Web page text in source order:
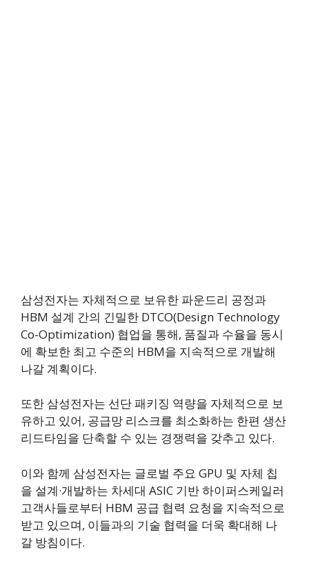
삼성전자는 자체적으로 보유한 파운드리 공정과
HBM 설계 간의 긴밀한 DTCO(Design Technology
Co-Optimization) 협업을 통해, 품질과 수율을 동시
에 확보한 최고 수준의 HBM을 지속적으로 개발해
나갈 계획이다.
또한 삼성전자는 선단 패키징 역량을 자체적으로 보
유하고 있어, 공급망 리스크를 최소화하는 한편 생산
리드타임을 단축할 수 있는 경쟁력을 갖추고 있다.
이와 함께 삼성전자는 글로벌 주요 GPU 및 자체 칩
을 설계·개발하는 차세대 ASIC 기반 하이퍼스케일러
고객사들로부터 HBM 공급 협력 요청을 지속적으로
받고 있으며, 이들과의 기술 협력을 더욱 확대해 나
갈 방침이다.